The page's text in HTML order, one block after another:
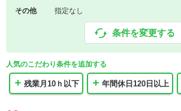
その他
指定なし
条件を変更する
人気のこだわり条件を追加する
残業月10ｈ以下 年間休日120日以上